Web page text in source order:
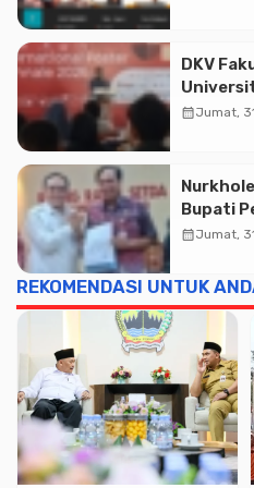
DKV
Diskusi
calendar_monthJumat,
Bupati
calendar_monthJumat,
REKOMENDASI UNTUK